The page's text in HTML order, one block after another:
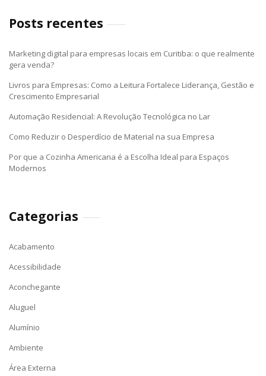
Posts recentes
Marketing digital para empresas locais em Curitiba: o que realmente
gera venda?
Livros para Empresas: Como a Leitura Fortalece Liderança, Gestão e
Crescimento Empresarial
Automação Residencial: A Revolução Tecnológica no Lar
Como Reduzir o Desperdício de Material na sua Empresa
Por que a Cozinha Americana é a Escolha Ideal para Espaços
Modernos
Categorias
Acabamento
Acessibilidade
Aconchegante
Aluguel
Alumínio
Ambiente
Área Externa